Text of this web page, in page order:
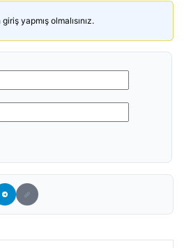
yapmış olmalısınız.